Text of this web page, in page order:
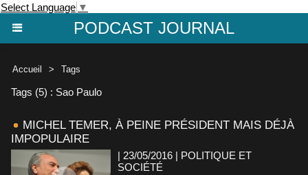
Select Language ▼
PODCAST JOURNAL
Accueil > Tags
Tags (5) : Sao Paulo
MICHEL TEMER, À PEINE PRÉSIDENT MAIS DÉJÀ
IMPOPULAIRE
| 23/05/2016 | POLITIQUE ET
SOCIÉTÉ